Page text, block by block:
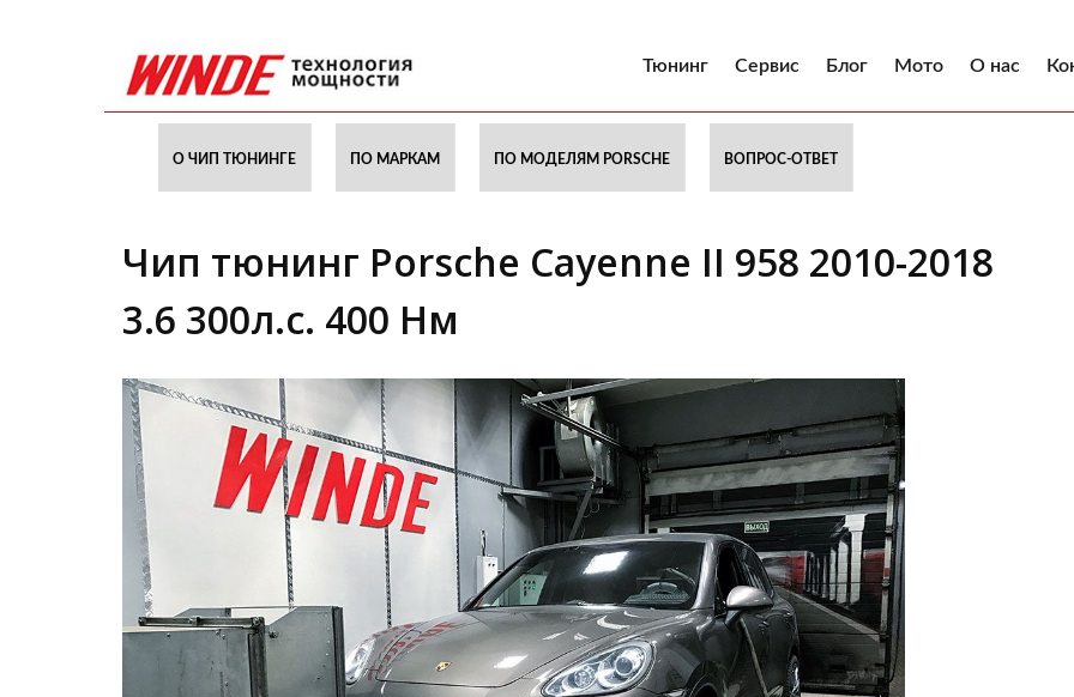
Тюнинг Сервис Блог Мото О нас
О ЧИП ТЮНИНГЕ ПО МАРКАМ ПО МОДЕЛЯМ PORSCHE ВОПРОС-ОТВЕТ
Чип тюнинг Porsche Cayenne II 958 2010-2018
3.6 300л.с. 400 Нм